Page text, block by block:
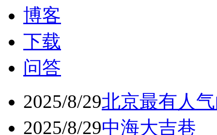
博客
下载
问答
2025/8/29北京最有人
2025/8/29中海大吉巷